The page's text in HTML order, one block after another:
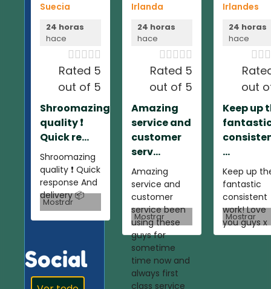
Suecia
24 horas
hace

Rated 5
out of 5
Shroomazing
quality ❗️
Quick re...
Shroomazing
quality ❗️ Quick
response And
delivery 📦
Mostrar
Irlanda
24 horas
hace

Rated 5
out of 5
Amazing
service and
customer
serv...
Amazing
service and
customer
service been
using these
guys for
sometime
time now and
always first
class service
Mostrar
Irlandes
24 horas
hace

out
Keep up
...
Keep up
fantastic
consistent
work! Love
you guys x
Mostrar
Social